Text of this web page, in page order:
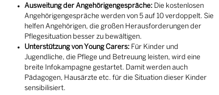
Ausweitung der Angehörigengespräche: Die kostenlosen
Angehörigengespräche werden von 5 auf 10 verdoppelt. Sie
helfen Angehörigen, die großen Herausforderungen der
Pflegesituation besser zu bewältigen.
Unterstützung von Young Carers: Für Kinder und
Jugendliche, die Pflege und Betreuung leisten, wird eine
breite Infokampagne gestartet. Damit werden auch
Pädagogen, Hausärzte etc. für die Situation dieser Kinder
sensibilisiert.